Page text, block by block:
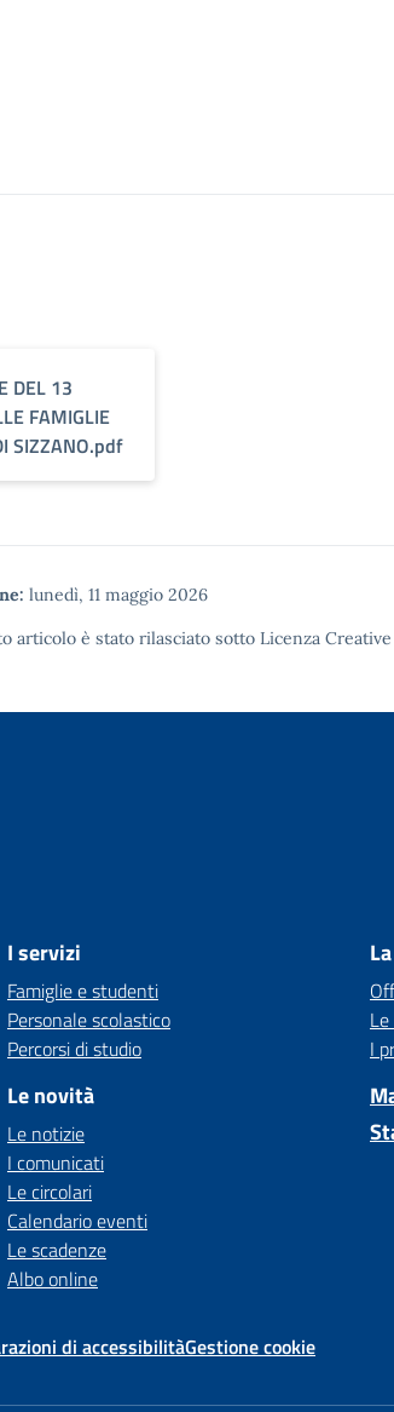
DEL 13
FAMIGLIE
SIZZANO.pdf
lunedì, 11 maggio 2026
articolo è stato rilasciato sotto Licenza
I servizi
Famiglie e studenti
Personale scolastico
Percorsi di studio
Le novità
Le notizie
I comunicati
Le circolari
Calendario eventi
Le scadenze
Albo online
I
di accessibilitàGestione cookie